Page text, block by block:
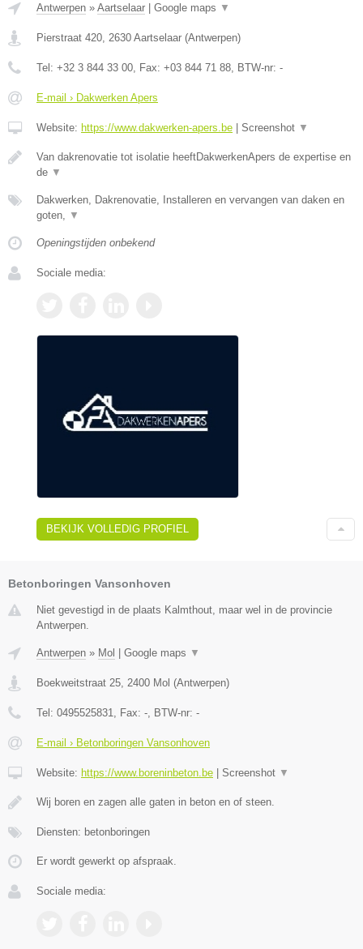
Antwerpen » Aartselaar | Google maps ▼
Pierstraat 420 2630 Aartselaar (Antwerpen)
Tel: +32 3 844 33 00 , Fax: +03 844 71 88 , BTW-nr: -
E-mail › Dakwerken Apers
Website: https://www.dakwerken-apers.be | Screenshot ▼
Van dakrenovatie tot isolatie heeftDakwerkenApers de expertise en
de ▼
Dakwerken, Dakrenovatie, Installeren en vervangen van daken en
goten,
▼
Openingstijden onbekend
Sociale media:
BEKIJK VOLLEDIG PROFIEL
Betonboringen Vansonhoven
Niet gevestigd in de plaats Kalmthout, maar wel in de provincie
Antwerpen.
Antwerpen » Mol Google maps ▼
Boekweitstraat 25, 2400 Mol (Antwerpen)
Tel: 0495525831, Fax: -, BTW-nr: -
E-mail › Betonboringen Vansonhoven
Website: https://www.boreninbeton.be Screenshot ▼
Wij boren en zagen alle gaten in beton en of steen.
Diensten: betonboringen
Er wordt gewerkt op afspraak.
Sociale media: